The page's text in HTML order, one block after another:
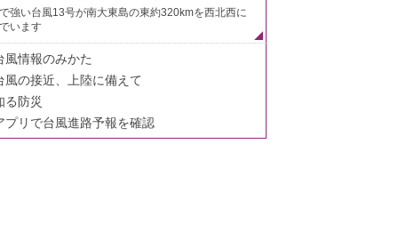
強い台風13号が南大東島の東約320kmを西北西に
います
風情報のみかた
風の接近、上陸に備えて
る防災
プリで台風進路予報を確認